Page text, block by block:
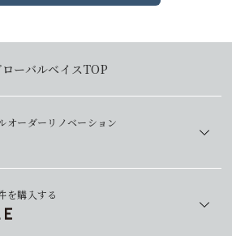
ーバルベイスTOP
オーダーリノベーション
を購入する